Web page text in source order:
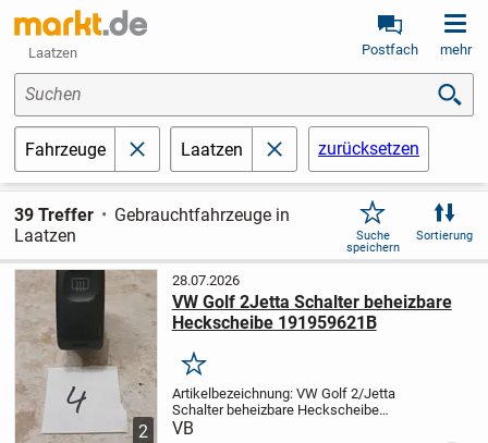
Laatzen Postfach mehr
Suchen
Fahrzeuge schließenLaatzen schließenzurücksetzen
39 Treffer
Gebrauchtfahrzeuge in
Laatzen
Suche
speichern
Sortierung
2
28.07.2026
VW Golf 2Jetta Schalter beheizbare
Heckscheibe 191959621B
Merken
Artikelbezeichnung: VW Golf 2/Jetta
Schalter beheizbare Heckscheibe
191959621B
VB